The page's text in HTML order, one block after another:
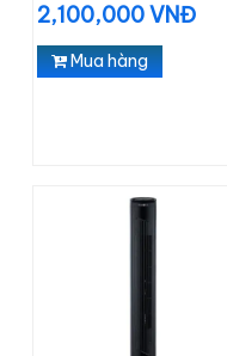
2,100,000 VNĐ
Mua hàng